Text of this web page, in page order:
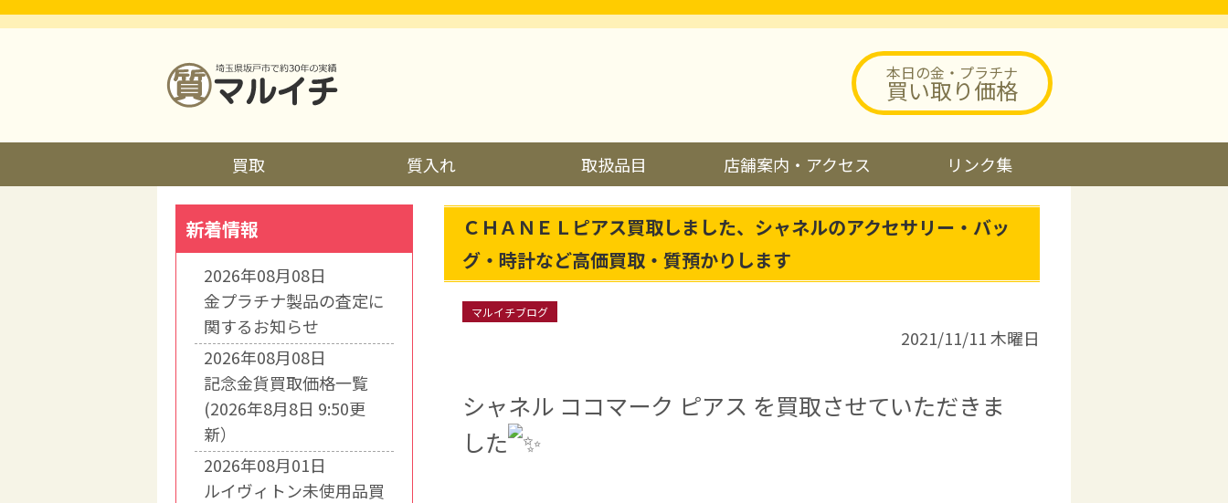
本日の金・プラチナ
買い取り価格
買取 質入れ 取扱品目 店舗案内・アクセス リンク集
ＣＨＡＮＥＬピアス買取しました、シャネルのアクセサリー・バッ
グ・時計など高価買取・質預かりします
マルイチブログ
2021/11/11 木曜日
シャネル ココマーク ピアス を買取させていただきま
した
新着情報
2026年08月08日
金プラチナ製品の査定に
関するお知らせ
2026年08月08日
記念金貨買取価格一覧
(2026年8月8日 9:50更
新）
2026年08月01日
ルイヴィトン未使用品買